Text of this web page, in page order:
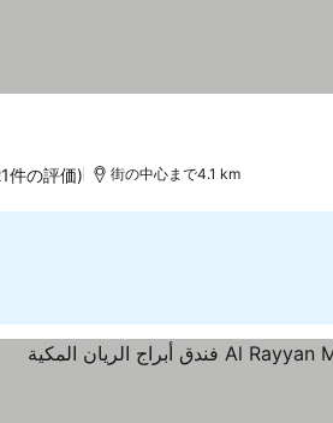
件の評価) 街の中心まで4.1 km